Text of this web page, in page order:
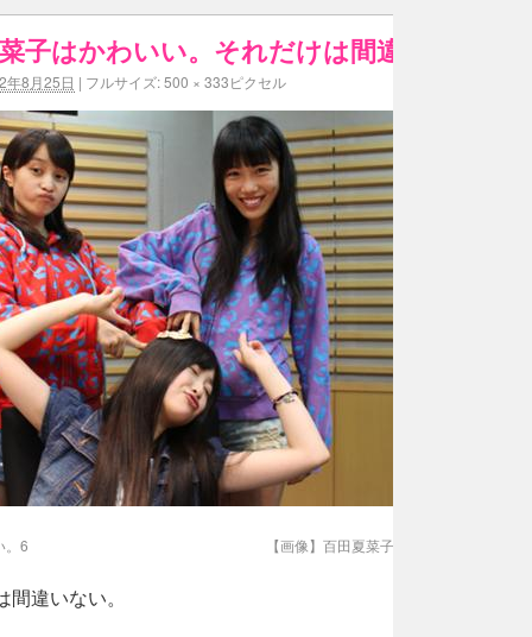
子はかわいい。それだけは間違いない。7
年8月25日 | フルサイズ:500 × 333ピクセル
。6 【画像】百田夏菜子はかわいい。それだ
違いない。